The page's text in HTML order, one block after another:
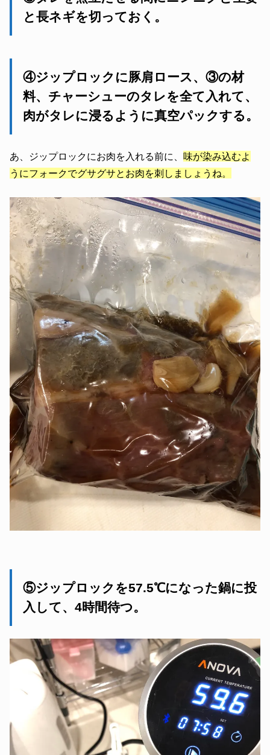
と長ネギを切っておく。
④ジップロックに豚肩ロース、③の材
料、チャーシューのタレを全て入れて、
肉がタレに浸るように真空パックする。
あ、ジップロックにお肉を入れる前に、味が染み込むよ
うにフォークでグサグサとお肉を刺しましょうね。
⑤ジップロックを57.5℃になった鍋に投
入して、4時間待つ。